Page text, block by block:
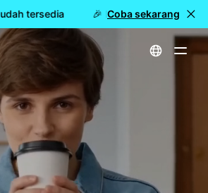
tersedia 🎉 Model baru LIVE:
Coba sekarang